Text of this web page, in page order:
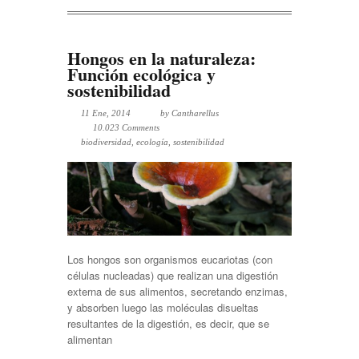
Hongos en la naturaleza:
Función ecológica y
sostenibilidad
11 Ene, 2014 by Cantharellus
10.023 Comments
biodiversidad ecología sostenibilidad
Los hongos son organismos eucariotas (con
células nucleadas) que realizan una digestión
externa de sus alimentos, secretando enzimas,
y absorben luego las moléculas disueltas
resultantes de la digestión, es decir, que se
alimentan